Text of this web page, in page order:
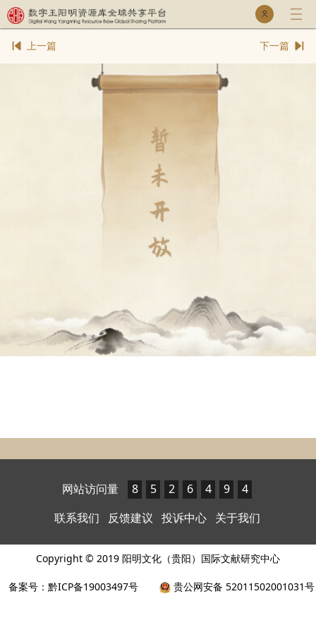
乐童库
专家库
网站访问量 8 5 2 6 4 9
4
联系我们
反馈建议 投诉中心 关于我们
Copyright © 2019 阳明文化（贵阳）国际文献研究中心
备案号：黔ICP备19003497号 贵公网安备 52011502001031号